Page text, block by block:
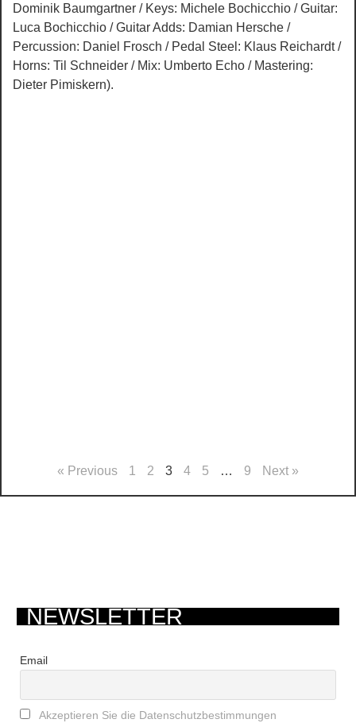
Dominik Baumgartner / Keys: Michele Bochicchio / Guitar:
Luca Bochicchio / Guitar Adds: Damian Hersche /
Percussion: Daniel Frosch / Pedal Steel: Klaus Reichardt /
Horns: Til Schneider / Mix: Umberto Echo / Mastering:
Dieter Pimiskern).
« Previous 1 2 3 4 5 … 9 Next »
NEWSLETTER
Email
Akzeptieren Sie die Datenschutzbestimmungen